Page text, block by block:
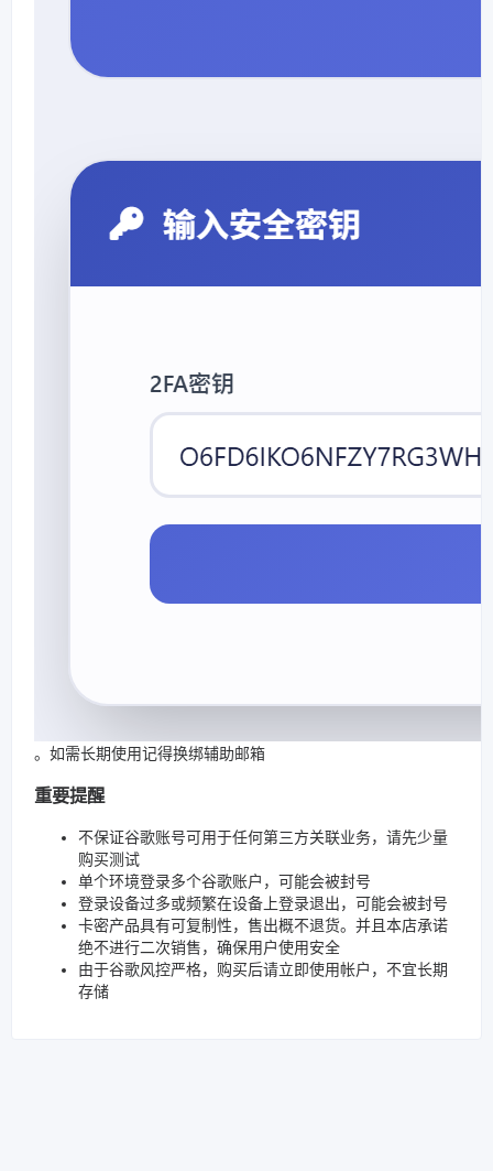
。如需长期使用记得换绑辅助邮箱
重要提醒
不保证谷歌账号可用于任何第三方关联业务，请先少量
购买测试
单个环境登录多个谷歌账户，可能会被封号
登录设备过多或频繁在设备上登录退出，可能会被封号
卡密产品具有可复制性，售出概不退货。并且本店承诺
绝不进行二次销售，确保用户使用安全
由于谷歌风控严格，购买后请立即使用帐户，不宜长期
存储